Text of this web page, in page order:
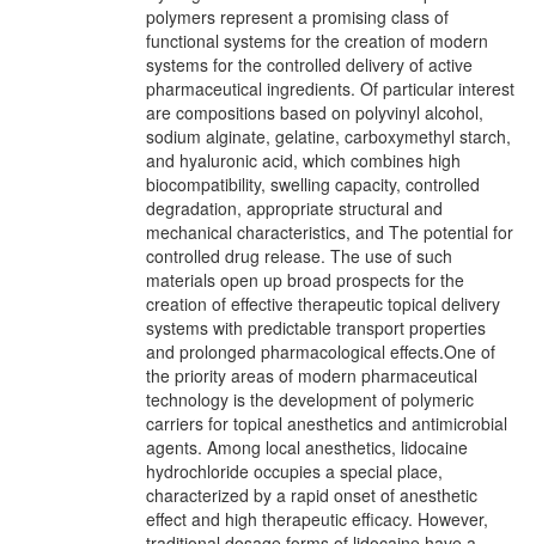
polymers represent a promising class of
functional systems for the creation of modern
systems for the controlled delivery of active
pharmaceutical ingredients. Of particular interest
are compositions based on polyvinyl alcohol,
sodium alginate, gelatine, carboxymethyl starch,
and hyaluronic acid, which combines high
biocompatibility, swelling capacity, controlled
degradation, appropriate structural and
mechanical characteristics, and The potential for
controlled drug release. The use of such
materials open up broad prospects for the
creation of effective therapeutic topical delivery
systems with predictable transport properties
and prolonged pharmacological effects.One of
the priority areas of modern pharmaceutical
technology is the development of polymeric
carriers for topical anesthetics and antimicrobial
agents. Among local anesthetics, lidocaine
hydrochloride occupies a special place,
characterized by a rapid onset of anesthetic
effect and high therapeutic efficacy. However,